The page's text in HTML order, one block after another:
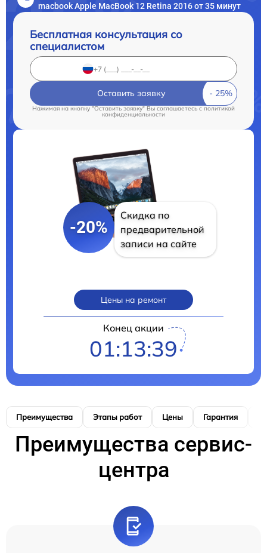
macbook Apple MacBook 12 Retina 2016 от 35 минут
Бесплатная консультация со
специалистом
Оставить заявку
Нажимая на кнопку "Оставить заявку" Вы соглашаетесь cполитикой
конфиденциальности
-20%
Скидка по
предварительной
записи на сайте
Цены на ремонт
Конец акции
01:13:38
Преимущества Этапы работ Цены Гарантия
Преимущества сервис-
центра